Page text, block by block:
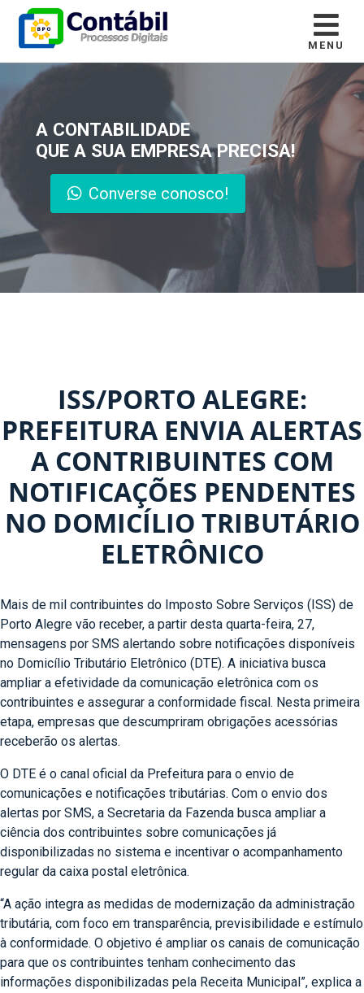
MENU
A CONTABILIDADE
QUE A SUA EMPRESA PRECISA!
Converse conosco!
ISS/PORTO ALEGRE:
PREFEITURA ENVIA ALERTAS
A CONTRIBUINTES COM
NOTIFICAÇÕES PENDENTES
NO DOMICÍLIO TRIBUTÁRIO
ELETRÔNICO
Mais de mil contribuintes do Imposto Sobre Serviços (ISS) de
Porto Alegre vão receber, a partir desta quarta-feira, 27,
mensagens por SMS alertando sobre notificações disponíveis
no Domicílio Tributário Eletrônico (DTE). A iniciativa busca
ampliar a efetividade da comunicação eletrônica com os
contribuintes e assegurar a conformidade fiscal. Nesta primeira
etapa, empresas que descumpriram obrigações acessórias
receberão os alertas.
O DTE é o canal oficial da Prefeitura para o envio de
comunicações e notificações tributárias. Com o envio dos
alertas por SMS, a Secretaria da Fazenda busca ampliar a
ciência dos contribuintes sobre comunicações já
disponibilizadas no sistema e incentivar o acompanhamento
regular da caixa postal eletrônica.
“A ação integra as medidas de modernização da administração
tributária, com foco em transparência, previsibilidade e estímulo
à conformidade. O objetivo é ampliar os canais de comunicação
para que os contribuintes tenham conhecimento das
informações disponibilizadas pela Receita Municipal”, explica a